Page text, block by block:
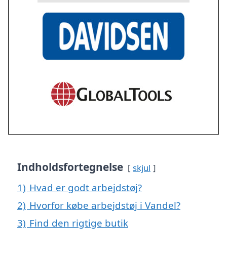
Indholdsfortegnelse skjul
1) Hvad er godt arbejdstøj?
2) Hvorfor købe arbejdstøj i Vandel?
3) Find den rigtige butik